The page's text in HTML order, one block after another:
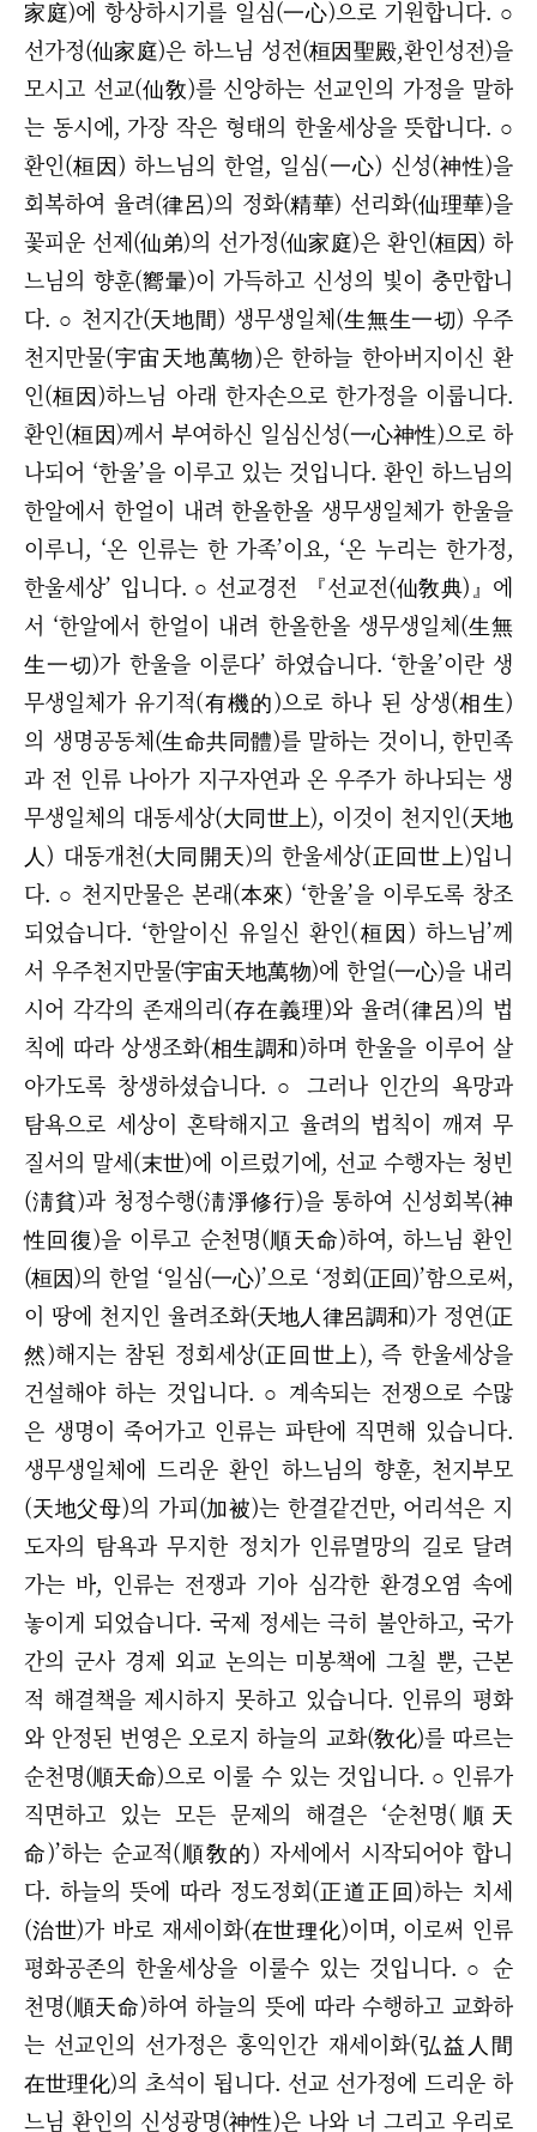
家庭)에 항상하시기를 일심(一心)으로 기원합니다. ○
선가정(仙家庭)은 하느님 성전(桓因聖殿,환인성전)을
모시고 선교(仙敎)를 신앙하는 선교인의 가정을 말하
는 동시에, 가장 작은 형태의 한울세상을 뜻합니다. ○
환인(桓因) 하느님의 한얼, 일심(一心) 신성(神性)을
회복하여 율려(律呂)의 정화(精華) 선리화(仙理華)을
꽃피운 선제(仙弟)의 선가정(仙家庭)은 환인(桓因) 하
느님의 향훈(嚮暈)이 가득하고 신성의 빛이 충만합니
다. ○ 천지간(天地間) 생무생일체(生無生一切) 우주
천지만물(宇宙天地萬物)은 한하늘 한아버지이신 환
인(桓因)하느님 아래 한자손으로 한가정을 이룹니다.
환인(桓因)께서 부여하신 일심신성(一心神性)으로 하
나되어 ‘한울’을 이루고 있는 것입니다. 환인 하느님의
한알에서 한얼이 내려 한올한올 생무생일체가 한울을
이루니, ‘온 인류는 한 가족’이요, ‘온 누리는 한가정,
한울세상’ 입니다. ○ 선교경전 『선교전(仙敎典)』에
서 ‘한알에서 한얼이 내려 한올한올 생무생일체(生無
生一切)가 한울을 이룬다’ 하였습니다. ‘한울’이란 생
무생일체가 유기적(有機的)으로 하나 된 상생(相生)
의 생명공동체(生命共同體)를 말하는 것이니, 한민족
과 전 인류 나아가 지구자연과 온 우주가 하나되는 생
무생일체의 대동세상(大同世上), 이것이 천지인(天地
人) 대동개천(大同開天)의 한울세상(正回世上)입니
다. ○ 천지만물은 본래(本來) ‘한울’을 이루도록 창조
되었습니다. ‘한알이신 유일신 환인(桓因) 하느님’께
서 우주천지만물(宇宙天地萬物)에 한얼(一心)을 내리
시어 각각의 존재의리(存在義理)와 율려(律呂)의 법
칙에 따라 상생조화(相生調和)하며 한울을 이루어 살
아가도록 창생하셨습니다. ○ 그러나 인간의 욕망과
탐욕으로 세상이 혼탁해지고 율려의 법칙이 깨져 무
질서의 말세(末世)에 이르렀기에, 선교 수행자는 청빈
(淸貧)과 청정수행(淸淨修行)을 통하여 신성회복(神
性回復)을 이루고 순천명(順天命)하여, 하느님 환인
(桓因)의 한얼 ‘일심(一心)’으로 ‘정회(正回)’함으로써,
이 땅에 천지인 율려조화(天地人律呂調和)가 정연(正
然)해지는 참된 정회세상(正回世上), 즉 한울세상을
건설해야 하는 것입니다. ○ 계속되는 전쟁으로 수많
은 생명이 죽어가고 인류는 파탄에 직면해 있습니다.
생무생일체에 드리운 환인 하느님의 향훈, 천지부모
(天地父母)의 가피(加被)는 한결같건만, 어리석은 지
도자의 탐욕과 무지한 정치가 인류멸망의 길로 달려
가는 바, 인류는 전쟁과 기아 심각한 환경오염 속에
놓이게 되었습니다. 국제 정세는 극히 불안하고, 국가
간의 군사 경제 외교 논의는 미봉책에 그칠 뿐, 근본
적 해결책을 제시하지 못하고 있습니다. 인류의 평화
와 안정된 번영은 오로지 하늘의 교화(敎化)를 따르는
순천명(順天命)으로 이룰 수 있는 것입니다. ○ 인류가
직면하고 있는 모든 문제의 해결은 ‘순천명(順天
命)’하는 순교적(順敎的) 자세에서 시작되어야 합니
다. 하늘의 뜻에 따라 정도정회(正道正回)하는 치세
(治世)가 바로 재세이화(在世理化)이며, 이로써 인류
평화공존의 한울세상을 이룰수 있는 것입니다. ○ 순
천명(順天命)하여 하늘의 뜻에 따라 수행하고 교화하
는 선교인의 선가정은 홍익인간 재세이화(弘益人間
在世理化)의 초석이 됩니다. 선교 선가정에 드리운 하
느님 환인의 신성광명(神性)은 나와 너 그리고 우리로